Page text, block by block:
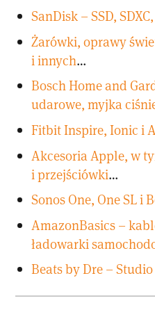
SanDisk – SSD,
Żarówki, oprawy
i innych…
Bosch Home and
udarowe, myjka
Fitbit Inspire, Ionic i
Akcesoria Apple, w
i przejściówki…
Sonos One, One SL i
AmazonBasics –
ładowarki
Beats by Dre –